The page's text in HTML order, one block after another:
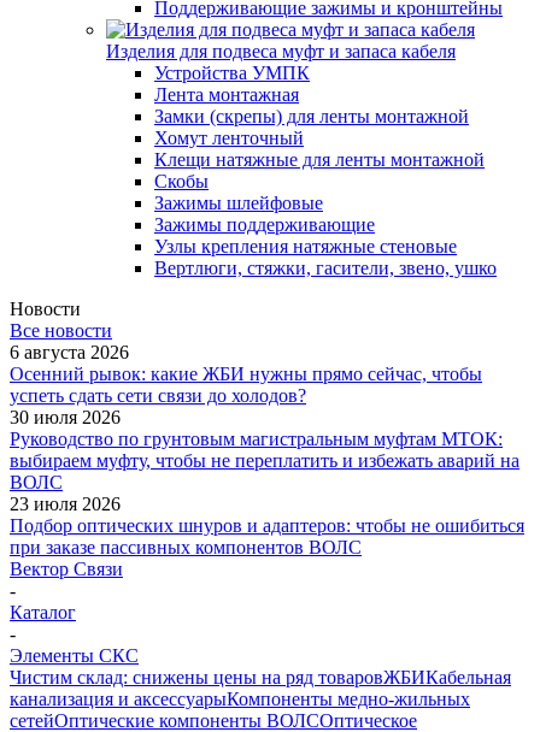
Поддерживающие зажимы и кронштейны
Изделия для подвеса муфт и запаса кабеля
Устройства УМПК
Лента монтажная
Замки (скрепы) для ленты монтажной
Хомут ленточный
Клещи натяжные для ленты монтажной
Скобы
Зажимы шлейфовые
Зажимы поддерживающие
Узлы крепления натяжные стеновые
Вертлюги, стяжки, гасители, звено, ушко
Новости
Все новости
6 августа 2026
Осенний рывок: какие ЖБИ нужны прямо сейчас, чтобы
успеть сдать сети связи до холодов?
30 июля 2026
Руководство по грунтовым магистральным муфтам МТОК:
выбираем муфту, чтобы не переплатить и избежать аварий на
ВОЛС
23 июля 2026
Подбор оптических шнуров и адаптеров: чтобы не ошибиться
при заказе пассивных компонентов ВОЛС
Вектор Связи
-
Каталог
-
Элементы СКС
Чистим склад: снижены цены на ряд товаровЖБИКабельная
канализация и аксессуарыКомпоненты медно-жильных
сетейОптические компоненты ВОЛСОптическое